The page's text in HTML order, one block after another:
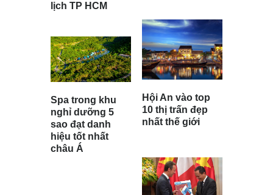
lịch TP HCM
Spa trong khu
nghỉ dưỡng 5
sao đạt danh
hiệu tốt nhất
châu Á
Hội An vào top
10 thị trấn đẹp
nhất thế giới